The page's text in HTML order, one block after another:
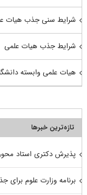
شرایط سنی جذب هیات
شرایط جذب هیات علمی
هیات علمی وابسته
تازه‌ترین خبرها
پذیرش دکتری استاد محور
برنامه وزارت علوم